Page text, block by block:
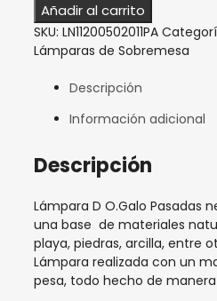
Añadir al carrito
SKU: LN11200502011PA
Lámparas de Sobremesa
Descripción
Información adicional
Descripción
Lámpara D O.Galo Pasadas
una base de materiales
playa, piedras, arcilla, entre
Lámpara realizada con un
pesa, todo hecho de